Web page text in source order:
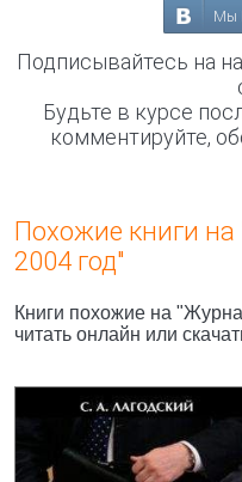
Мы
Подписывайтесь на
Будьте в курсе
комментируйте,
Похожие книги
2004 год"
Книги похожие на
читать онлайн или